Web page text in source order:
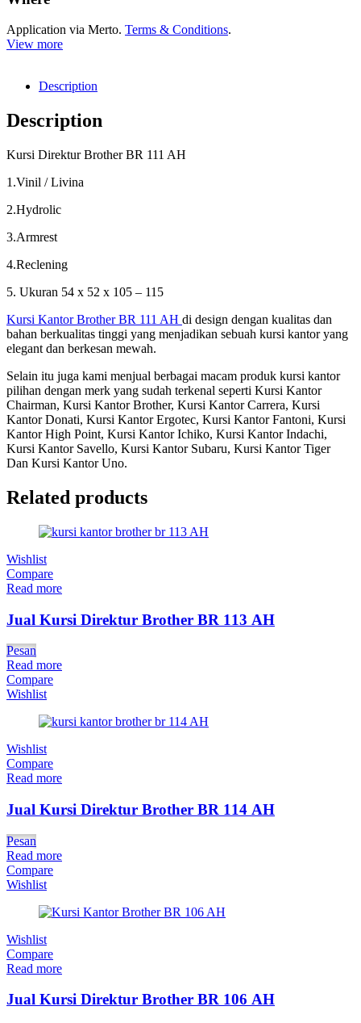
Application via Merto. Terms & Conditions.
View more
Description
Description
Kursi Direktur Brother BR 111 AH
1.Vinil / Livina
2.Hydrolic
3.Armrest
4.Reclening
5. Ukuran 54 x 52 x 105 – 115
Kursi Kantor Brother BR 111 AH di design dengan kualitas dan
bahan berkualitas tinggi yang menjadikan sebuah kursi kantor yang
elegant dan berkesan mewah.
Selain itu juga kami menjual berbagai macam produk kursi kantor
pilihan dengan merk yang sudah terkenal seperti Kursi Kantor
Chairman, Kursi Kantor Brother, Kursi Kantor Carrera, Kursi
Kantor Donati, Kursi Kantor Ergotec, Kursi Kantor Fantoni, Kursi
Kantor High Point, Kursi Kantor Ichiko, Kursi Kantor Indachi,
Kursi Kantor Savello, Kursi Kantor Subaru, Kursi Kantor Tiger
Dan Kursi Kantor Uno.
Related products
Wishlist
Compare
Read more
Jual Kursi Direktur Brother BR 113 AH
Pesan
Read more
Compare
Wishlist
Wishlist
Compare
Read more
Jual Kursi Direktur Brother BR 114 AH
Pesan
Read more
Compare
Wishlist
Wishlist
Compare
Read more
Jual Kursi Direktur Brother BR 106 AH